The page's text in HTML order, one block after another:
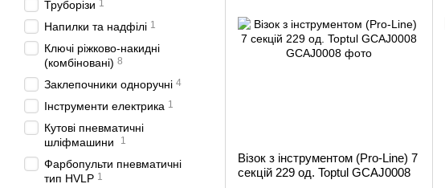
Візок з інструментом (Pro-Line) 7
секцій 229 од. Toptul GCAJ0008
Труборізи 1
Напилки та надфілі 1
Ключі ріжково-накидні
(комбіновані) 8
Заклепочники одноручні 4
Інструменти електрика 1
Кутові пневматичні
шліфмашини
1
Фарбопульти пневматичні
тип HVLP 1